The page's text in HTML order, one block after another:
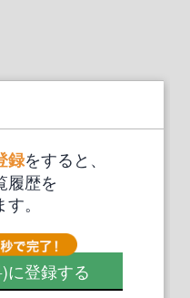
録をすると、
履歴を
。
に登録する